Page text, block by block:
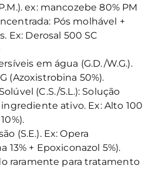
ex: mancozebe 80% PM
Pós molhável +
Ex: Derosal 500 SC
em água (G.D./W.G.).
(Azoxistrobina 50%).
(C.S./S.L.): Solução
ativo. Ex: Alto 100
(S.E.). Ex: Opera
13% + Epoxiconazol 5%).
raramente para tratamento